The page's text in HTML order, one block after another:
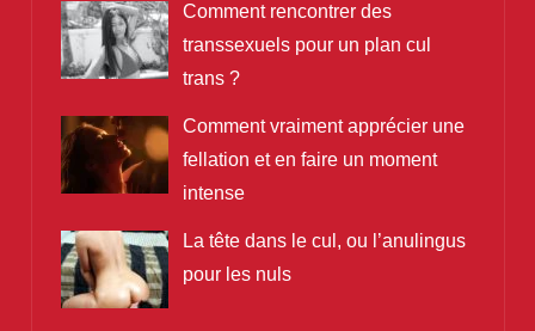
Comment rencontrer des
transsexuels pour un plan cul
trans ?
Comment vraiment apprécier une
fellation et en faire un moment
intense
La tête dans le cul, ou l’anulingus
pour les nuls